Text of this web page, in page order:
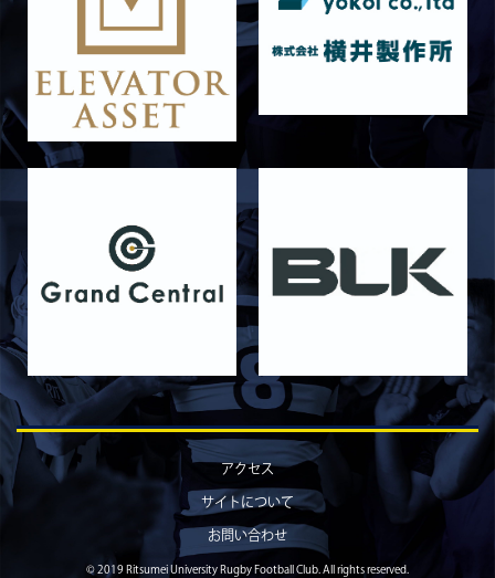
ーター募集のお知らせ】
2026/05/31
STAFF blog
5月31日 関西学院大学AB
2026/05/31
STAFF blog
5月30日 関西学院大学CD
2026年度 新入部員のお知らせ
2026/05/26
STAFF blog
5月24日 京都産業大学
2026/05/23
STAFF blog
5月23日 京都産業大学BC
STAFF blog
BKCウェルカムデー2026のお知らせ
2026/05/13
STAFF blog
5月9日 立命ラグビー祭
STAFF blog
5月10日 龍谷大学AB
2026/05/09 STAFF blog
アクセス
サイトについて
お問い合わせ
© 2019 Ritsumei University Rugby Football Club. All rights reserved.